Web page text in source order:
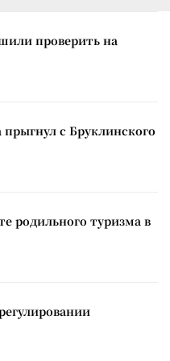
проверить на
с Бруклинского
родильного туризма в